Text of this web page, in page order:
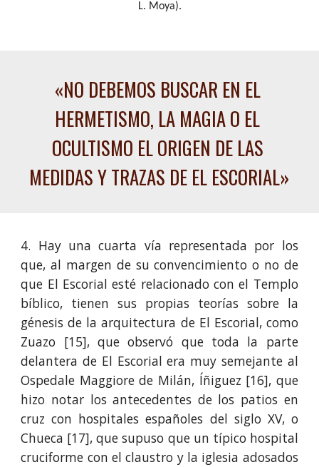
L. Moya).
«NO DEBEMOS BUSCAR EN EL
HERMETISMO, LA MAGIA O EL
OCULTISMO EL ORIGEN DE LAS
MEDIDAS Y TRAZAS DE EL ESCORIAL»
4. Hay una cuarta vía representada por los
que, al margen de su convencimiento o no de
que El Escorial esté relacionado con el Templo
bíblico, tienen sus propias teorías sobre la
génesis de la arquitectura de El Escorial, como
Zuazo [15], que observó que toda la parte
delantera de El Escorial era muy semejante al
Ospedale Maggiore de Milán, Íñiguez [16], que
hizo notar los antecedentes de los patios en
cruz con hospitales españoles del siglo XV, o
Chueca [17], que supuso que un típico hospital
cruciforme con el claustro y la iglesia adosados